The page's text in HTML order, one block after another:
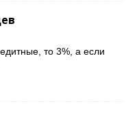
то 3%, а если